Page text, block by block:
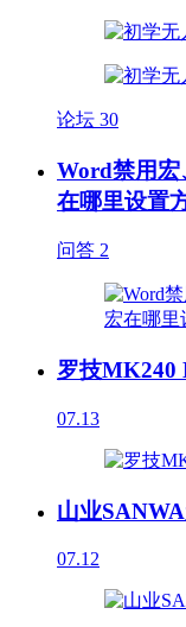
论坛 30
Word禁用宏
在哪里设置
问答 2
罗技MK240
07.13
山业
07.12